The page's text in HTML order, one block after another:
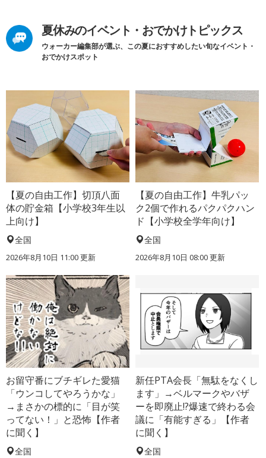
夏休みのイベント・おでかけトピックス
ウォーカー編集部が選ぶ、この夏におすすめしたい旬なイベント・
おでかけスポット
【夏の自由工作】切頂八面
体の貯金箱【小学校3年生以
上向け】
全国
2026年8月10日 11:00更新
【夏の自由工作】牛乳パッ
ク2個で作れるパクパクハン
ド【小学校全学年向け】
全国
2026年8月10日 08:00更新
お留守番にブチギレた愛猫
「ウンコしてやろうかな」
→まさかの標的に「目が笑
ってない！」と恐怖【作者
に聞く】
全国
新任PTA会長「無駄をなくし
ます」→ベルマークやバザ
ーを即廃止!?爆速で終わる会
議に「有能すぎる」【作者
に聞く】
全国